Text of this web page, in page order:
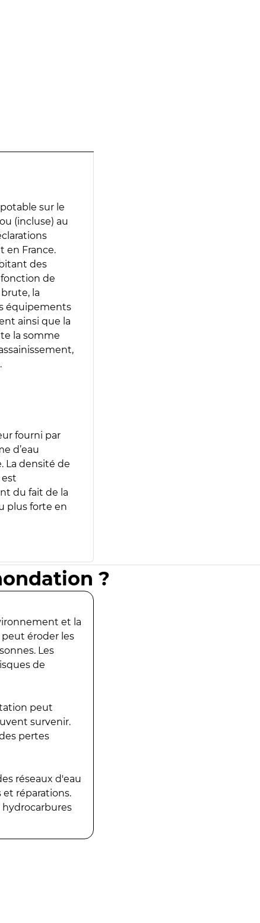
sur le
(incluse) au
en France.
des
fonction de
la
équipements
ainsi que la
la somme
fourni par
d’eau
La densité de
du fait de la
plus forte en
?
et la
éroder les
Les
de
peut
survenir.
pertes
réseaux d'eau
réparations.